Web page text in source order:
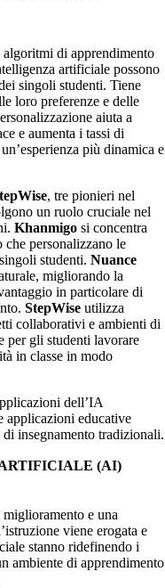
algoritmi di apprendimento
artificiale possono
singoli studenti. Tiene
loro preferenze e delle
aiuta a
e aumenta i tassi di
più dinamica e
, tre pionieri nel
un ruolo cruciale nel
Khanmigo si concentra
personalizzano le
studenti.Nuance
migliorando la
in particolare di
StepWise utilizza
collaborativi e ambienti di
per gli studenti lavorare
in classe in modo
dell’IA
applicazioni educative
insegnamento tradizionali.
(AI)
e una
viene erogata e
stanno ridefinendo i
ambiente di apprendimento